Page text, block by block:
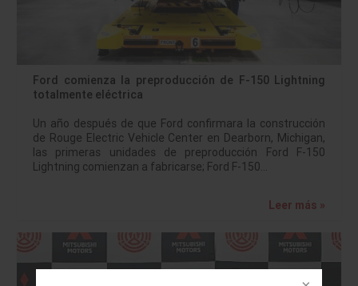
Ford comienza la preproducción de F-150 Lightning
totalmente eléctrica
Un año después de que Ford confirmara la construcción
de Rouge Electric Vehicle Center en Dearborn, Michigan,
las primeras unidades de preproducción Ford F-150
Lightning comienzan a fabricarse; Ford F-150…
Leer más »